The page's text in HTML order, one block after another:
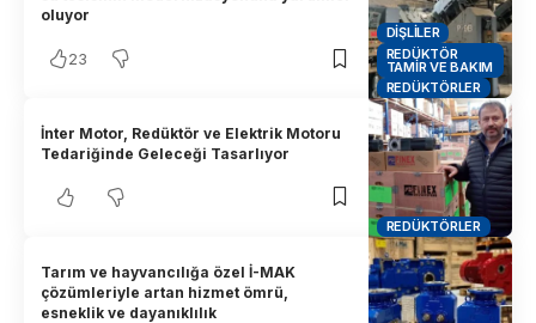
DIŞLILER
REDÜKTÖR
TAMIR VE BAKIM
REDÜKTÖRLER
oluyor
23
REDÜKTÖRLER
İnter Motor, Redüktör ve Elektrik Motoru
Tedariğinde Geleceği Tasarlıyor
Tarım ve hayvancılığa özel İ-MAK
çözümleriyle artan hizmet ömrü,
esneklik ve dayanıklılık